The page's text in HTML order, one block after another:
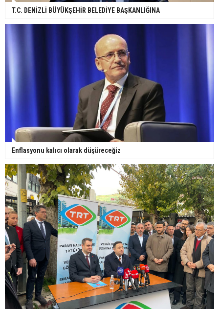
T.C. DENİZLİ BÜYÜKŞEHİR BELEDİYE BAŞKANLIĞINA
Enflasyonu kalıcı olarak düşüreceğiz